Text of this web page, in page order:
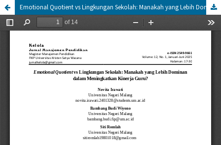
Emotional Quotient vs Lingkungan Sekolah: Manakah yang Lebih Dominan dalam Meningkatkan Kinerja Guru?